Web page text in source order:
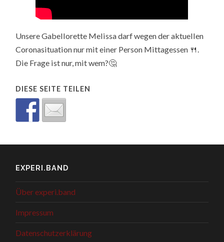
Unsere Gabellorette Melissa darf wegen der aktuellen
Coronasituation nur mit einer Person Mittagessen 🍴.
Die Frage ist nur, mit wem?🤔
DIESE SEITE TEILEN
EXPERI.BAND
Über experi.band
Impressum
Datenschutzerklärung